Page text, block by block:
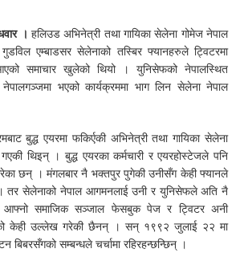
। हलिउड अभिनेत्री तथा गायिका सेलेना गोमेज नेपाल
एम्बाडसर सेलेनाको तस्बिर फ्यानहरुले ट्विटरमा
समाचार खुलेको थियो । युनिसेफको नेपालस्थित
भएको कार्यक्रममा भाग लिन सेलेना नेपाल
बुद्ध एयरमा फकिर्एकी अभिनेत्री तथा गायिका सेलेना
थिइन् । बुद्ध एयरका कर्मचारी र एयरहोस्टेजले पनि
छन् । मंगलबार नै भक्तपुर पुगेकी उनीसँग केही फ्यानले
। तर सेलेनाको नेपाल आगमनलाई उनी र युनिसेफले अति नै
समाजिक सञ्जाल फेसबुक पेज र ट्विटर अनी
केही उल्लेख गरेकी छैनन् । सन् १९९२ जुलाई २२ मा
बिबरसँगको सम्बन्धले चर्चामा रहिरहन्छन्छिन् ।